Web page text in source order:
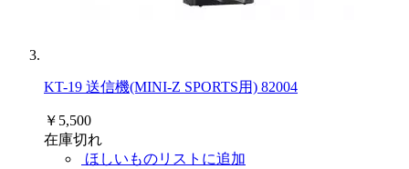
KT-19 送信機(MINI-Z SPORTS用) 82004
￥5,500
在庫切れ
ほしいものリストに追加